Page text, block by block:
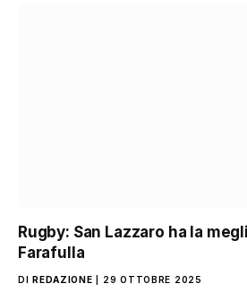
Rugby: San Lazzaro ha la
Farafulla
DI REDAZIONE 29 OTTOBRE 2025